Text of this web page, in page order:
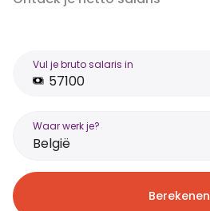
Vul je bruto salaris in
Waar werk je?
België
Berekenen